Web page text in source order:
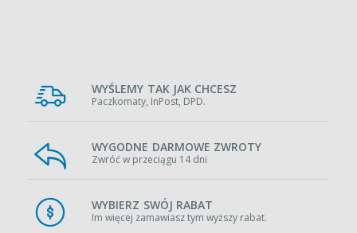
WYŚLEMY TAK JAK CHCESZ
Paczkomaty, InPost, DPD.
WYGODNE DARMOWE ZWROTY
Zwróć w przeciągu 14 dni
WYBIERZ SWÓJ RABAT
Im więcej zamawiasz tym wyższy rabat.